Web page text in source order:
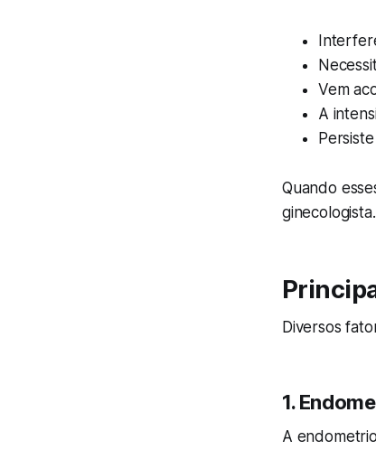
Vem
A
Quando
ginecologista.
Diversos
1.
A